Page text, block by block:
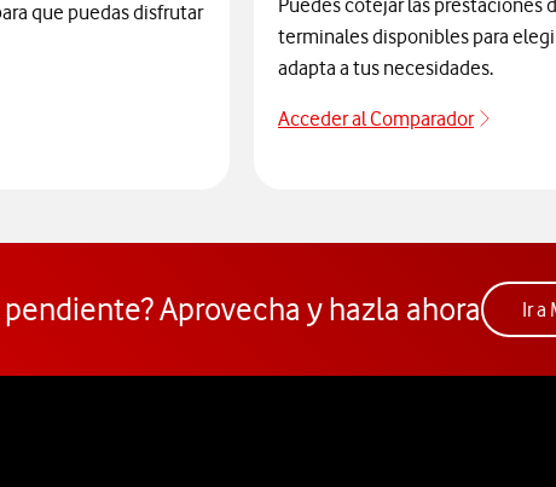
que puedas disfrutar
Puedes cotejar las prestaciones
terminales disponibles para
adapta a tus necesidades.
Acceder al Comparador
Aprovecha y hazla ahora Ir a